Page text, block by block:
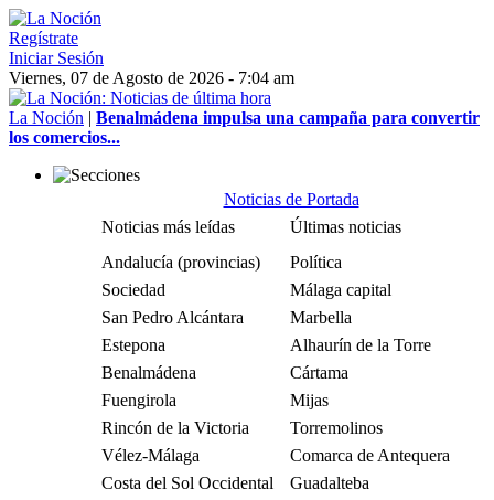
Regístrate
Iniciar Sesión
Viernes, 07 de Agosto de 2026 - 7:04 am
La Noción | Benalmádena impulsa una campaña para convertir
los comercios...
Noticias de Portada
Noticias más leídas
Últimas noticias
Andalucía (provincias)
Política
Sociedad
Málaga capital
San Pedro Alcántara
Marbella
Estepona
Alhaurín de la Torre
Benalmádena
Cártama
Fuengirola
Mijas
Rincón de la Victoria
Torremolinos
Vélez-Málaga
Comarca de Antequera
Costa del Sol Occidental
Guadalteba